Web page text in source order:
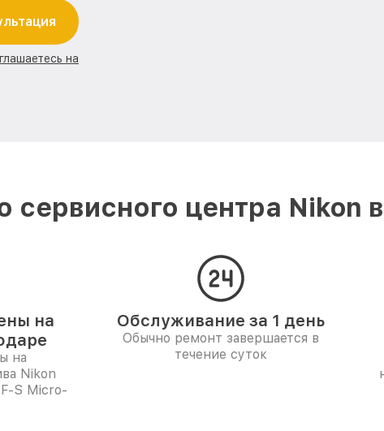
на
центра Nikon
на
на
Nikon
S Micro-
Обслуживание за 1 день
Обычно ремонт завершается в
течение суток